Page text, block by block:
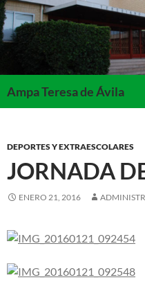
Saltar
al
contenido
Ampa Teresa de Ávila
DEPORTES Y EXTRAESCOLARES
JORNADA
ENERO 21, 2016